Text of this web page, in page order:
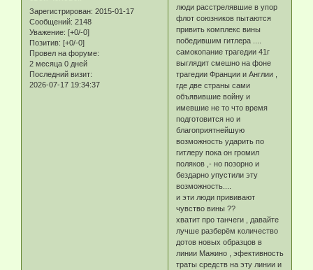
Зарегистрирован: 2015-01-17
Сообщений: 2148
Уважение: [+0/-0]
Позитив: [+0/-0]
Провел на форуме:
2 месяца 0 дней
Последний визит:
2026-07-17 19:34:37
люди расстрелявшие в упор
флот союзников пытаются
привить комплекс вины
победившим гитлера ....
самокопание трагедии 41г
выглядит смешно на фоне
трагедии Франции и Англии ,
где две страны сами
объявившие войну и
имевшие не то что время
подготовится но и
благоприятнейшую
возможность ударить по
гитлеру пока он громил
поляков ,- но позорно и
бездарно упустили эту
возможность....
и эти люди прививают
чувство вины ??
хватит про танчеги , давайте
лучше разберём количество
дотов новых образцов в
линии Мажино , эфективность
траты средств на эту линии и